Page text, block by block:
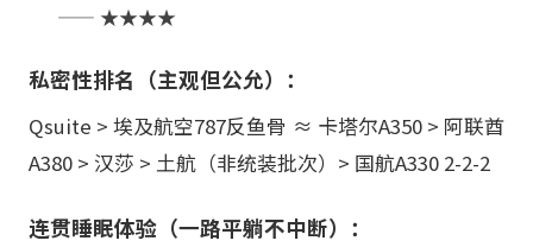
—— ★★★★
私密性排名（主观但公允）：
Qsuite > 埃及航空787反鱼骨 ≈ 卡塔尔A350 > 阿联酋
A380 > 汉莎 > 土航（非统装批次）> 国航A330 2-2-2
连贯睡眠体验（一路平躺不中断）：